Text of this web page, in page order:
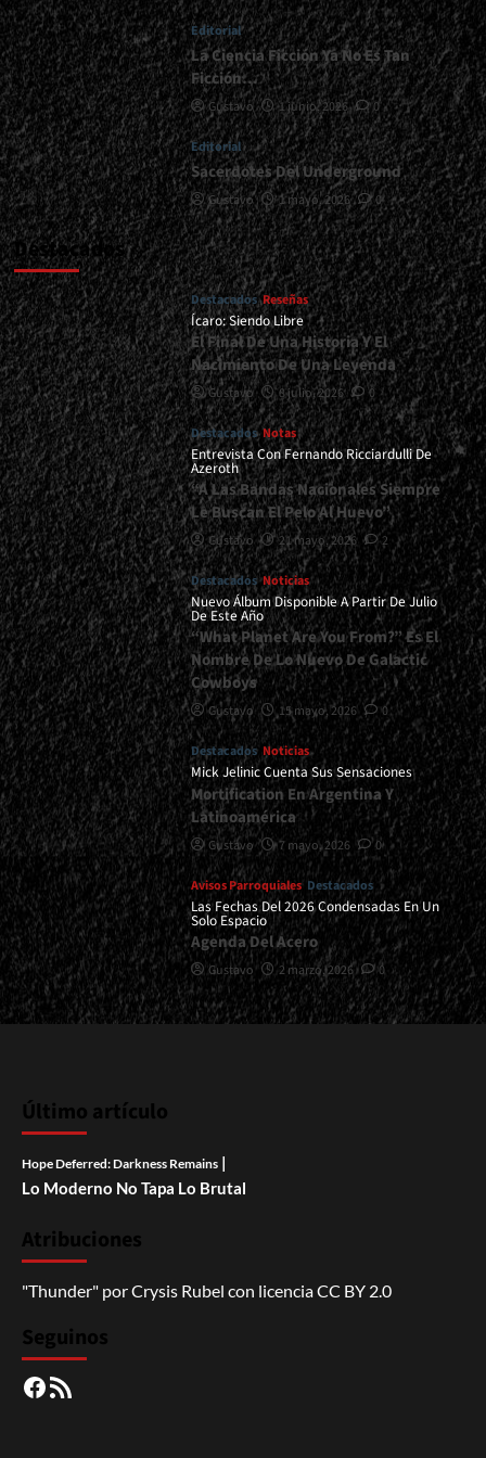
</small>
<div>Celtas,
Folk
y
Metal</div>
Editorial
La Ciencia Ficción Ya No Es Tan
Ficción…
Gustavo 1 junio, 2026 0
Editorial
Sacerdotes Del Underground
Gustavo 1 mayo, 2026 0
Destacados
Destacados Reseñas
Ícaro: Siendo Libre
El Final De Una Historia Y El
Nacimiento De Una Leyenda
Gustavo 8 julio, 2026 0
Destacados Notas
Entrevista Con Fernando Ricciardulli De
Azeroth
“A Las Bandas Nacionales Siempre
Le Buscan El Pelo Al Huevo”
Gustavo 21 mayo, 2026 2
Destacados Noticias
Nuevo Álbum Disponible A Partir De Julio
De Este Año
“What Planet Are You From?” Es El
Nombre De Lo Nuevo De Galactic
Cowboys
Gustavo 15 mayo, 2026 0
Destacados Noticias
Mick Jelinic Cuenta Sus Sensaciones
Mortification En Argentina Y
Latinoamérica
Gustavo 7 mayo, 2026 0
Avisos Parroquiales Destacados
Las Fechas Del 2026 Condensadas En Un
Solo Espacio
Agenda Del Acero
Gustavo 2 marzo, 2026 0
Último artículo
Hope Deferred: Darkness Remains |
Lo Moderno No Tapa Lo Brutal
Atribuciones
"Thunder" porCrysis Rubel con licenciaCC BY 2.0
Seguinos
Facebook
RSS